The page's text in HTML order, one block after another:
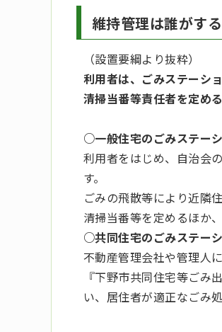
維持管理は誰がす
（設置要綱より抜粋）
利用者は、ごみステーシ
清掃当番等責任者を定め
○一般住宅のごみステー
利用者をはじめ、自治会
す。
ごみの飛散等により近隣
清掃当番等を定めるほか
○共同住宅のごみステー
不動産管理会社や管理人
『下野市共同住宅等ご
い、居住者が適正なごみ